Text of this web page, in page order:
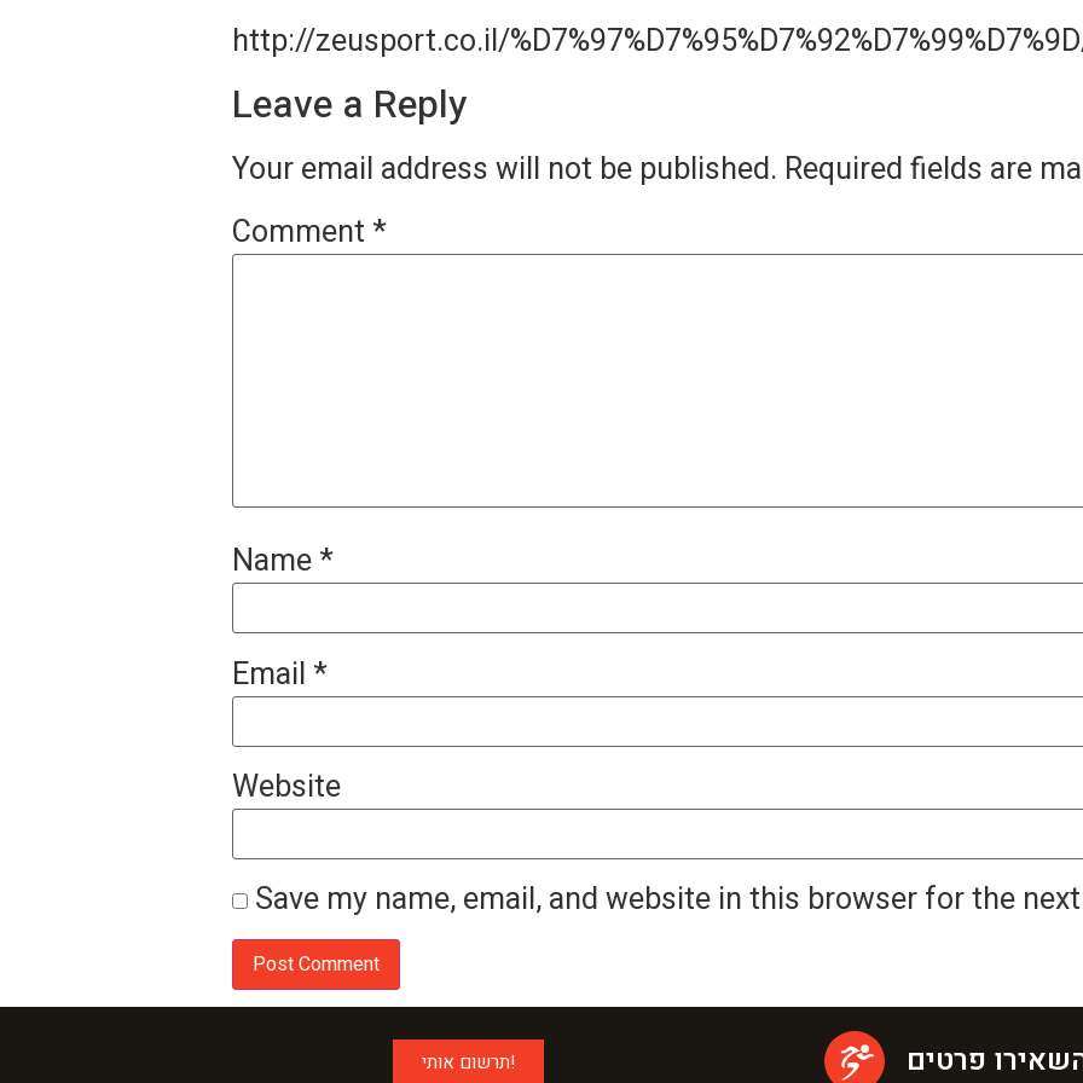
http://zeusport.co.il/
Leave a Reply
Your email address will not be published. Required fields are
Comment *
Name*
Email *
Website
Save my name, email, and website in this browser for the
תרשום אותי!